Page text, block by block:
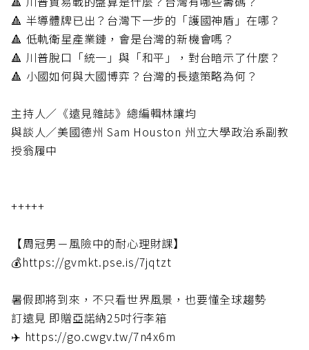
🔺 半導體牌已出？台灣下一步的「護國神盾」在哪？
🔺 低軌衛星產業鏈，會是台灣的新機會嗎？
🔺 川普脫口「統一」與「和平」，對台暗示了什麼？
🔺 小國如何與大國博弈？台灣的長遠策略為何？
主持人／《遠見雜誌》總編輯林讓均
與談人／美國德州 Sam Houston 州立大學政治系副教
授翁履中
+++++
【周冠男－風險中的耐心理財課】
💰https://gvmkt.pse.is/7jqtzt
暑假即將到來，不只看世界風景，也要懂全球趨勢
訂遠見 即贈亞諾納25吋行李箱
✈️ https://go.cwgv.tw/7n4x6m